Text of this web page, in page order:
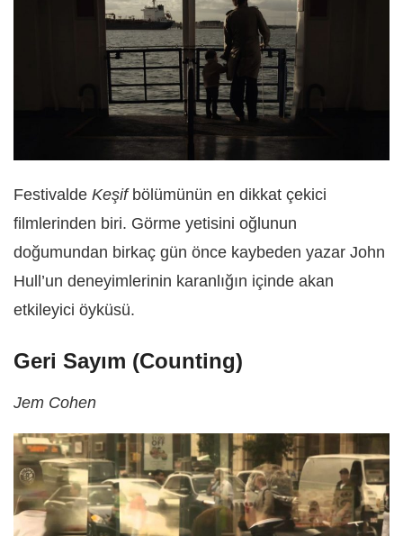
Festivalde Keşif bölümünün en dikkat çekici
filmlerinden biri. Görme yetisini oğlunun
doğumundan birkaç gün önce kaybeden yazar John
Hull’un deneyimlerinin karanlığın içinde akan
etkileyici öyküsü.
Geri Sayım (Counting)
Jem Cohen